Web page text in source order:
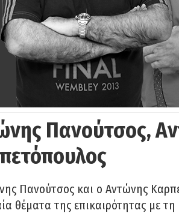
Πανούτσος,
Πανούτσος και ο Αντώνης
θέματα της επικαιρότητας με